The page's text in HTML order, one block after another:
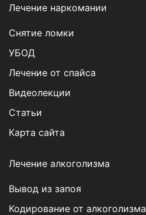
Лечение наркомании
Снятие ломки
УБОД
Лечение от спайса
Видеолекции
Статьи
Карта сайта
Лечение алкоголизма
Вывод из запоя
Кодирование от алкоголизма